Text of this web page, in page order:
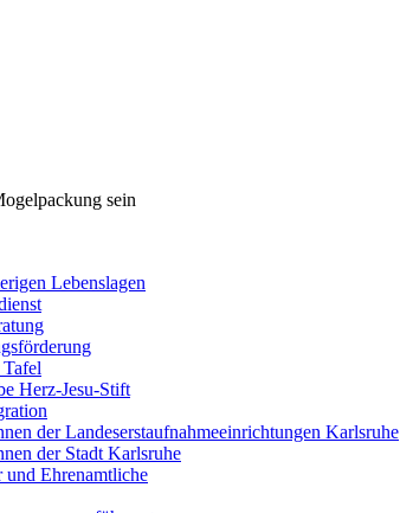
sein
Lebenslagen
Herz-Jesu-Stift
der Landeserstaufnahmeeinrichtungen Karlsruhe
der Stadt Karlsruhe
und Ehrenamtliche